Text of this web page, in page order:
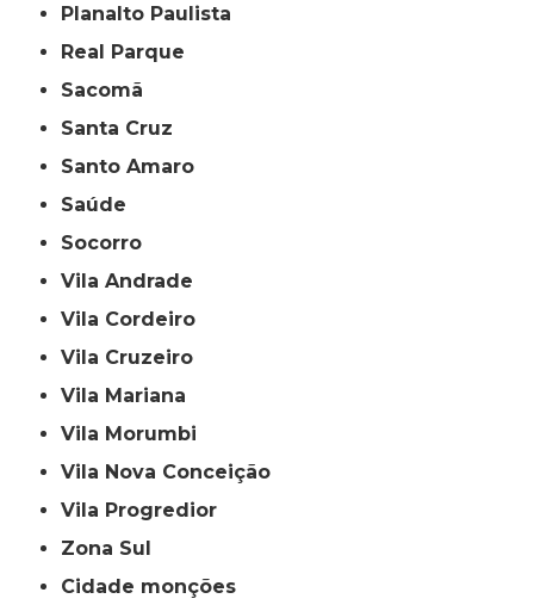
Planalto Paulista
Real Parque
Sacomã
Santa Cruz
Santo Amaro
Saúde
Socorro
Vila Andrade
Vila Cordeiro
Vila Cruzeiro
Vila Mariana
Vila Morumbi
Vila Nova Conceição
Vila Progredior
Zona Sul
cidade monções